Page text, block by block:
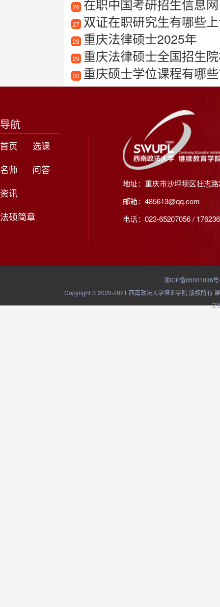
26 在职中国考研招生信息网
27 双证在职研究生有哪些
28 重庆法律硕士2025年
29 重庆法律硕士全国招生院
30 重庆硕士学位课程有哪
导航
首页
选课
名师
问答
资讯
法硕简章
地址：重庆市沙坪坝区壮志
邮箱：485613@qq.com
电话：023-65207056 /
渝ICP备05001036
Copyright © 2020-2021 西南政法大学培训学院 版权所有
立